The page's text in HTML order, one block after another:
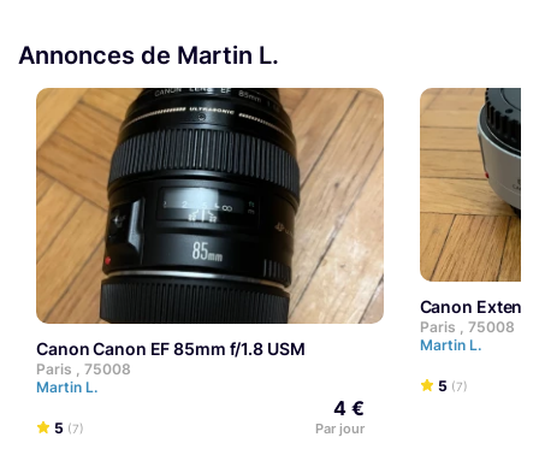
Annonces de Martin L.
Canon Canon EF 85mm f/1.8 USM
Paris , 75008
Martin L.
5 (7)
4 €
Par jour
Canon
Paris , 75008
Martin L.
5 (7)